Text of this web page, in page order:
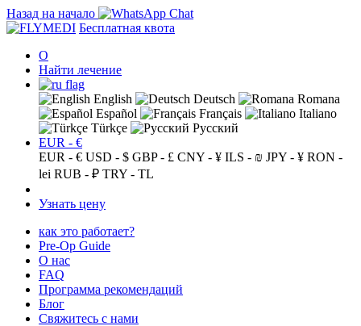
Назад на начало
Бесплатная квота
О
Найти лечение
English Deutsch
Romana
Español
Français
Italiano
Türkçe
Русский
EUR - €
EUR - € USD - $ GBP - £ CNY - ¥ ILS - ₪ JPY - ¥ RON -
lei RUB - ₽ TRY - TL
Узнать цену
как это работает?
Pre-Op Guide
О нас
FAQ
Программа рекомендаций
Блог
Свяжитесь с нами